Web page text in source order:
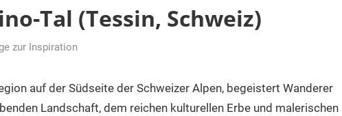
Tal (Tessin, Schweiz)
zur Inspiration
auf der Südseite der Schweizer Alpen, begeistert Wanderer
Landschaft, dem reichen kulturellen Erbe und malerischen